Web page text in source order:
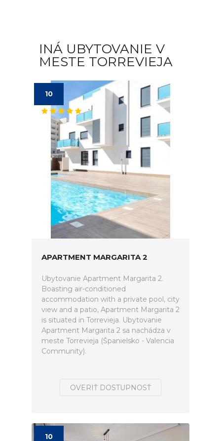
INÁ UBYTOVANIE V
MESTE TORREVIEJA
10
APARTMENT MARGARITA 2
Ubytovanie Apartment Margarita 2.
Boasting air-conditioned
accommodation with a private pool, city
view and a patio, Apartment Margarita 2
is situated in Torrevieja. Ubytovanie
Apartment Margarita 2 sa nachádza v
meste Torrevieja (Španielsko - Valencia
Community).
OVERIŤ DOSTUPNOSŤ
10